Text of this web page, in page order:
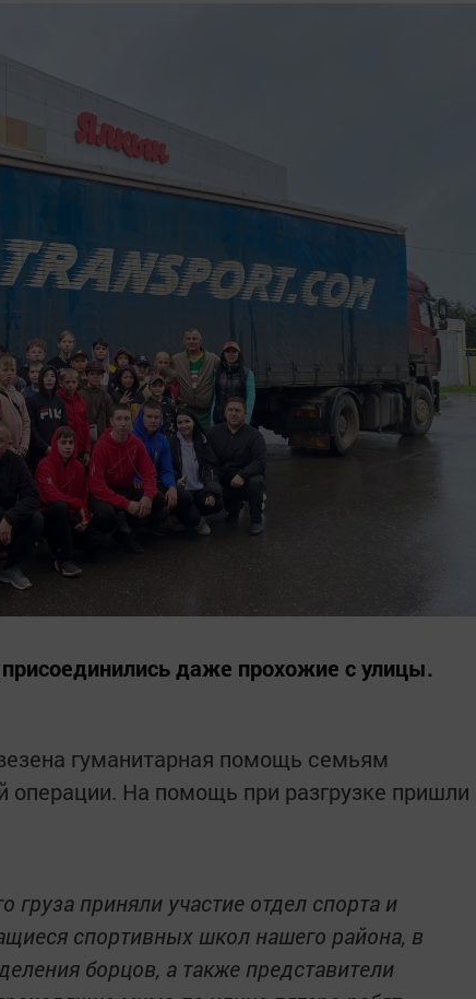
даже прохожие с улицы.
гуманитарная помощь семьям
операции. На помощь при разгрузке пришли
груза приняли участие отдел спорта и
спортивных школ нашего района, в
борцов, а также представители